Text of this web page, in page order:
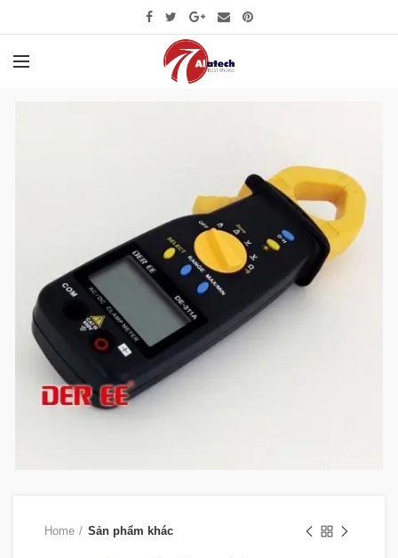
Home Sản phẩm khác